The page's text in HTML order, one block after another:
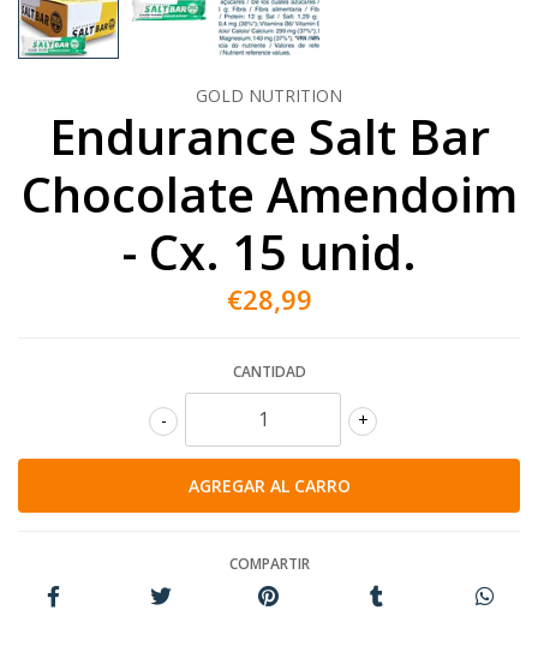
GOLD NUTRITION
Endurance Salt Bar
Chocolate Amendoim
- Cx. 15 unid.
€28,99
CANTIDAD
+
-
COMPARTIR